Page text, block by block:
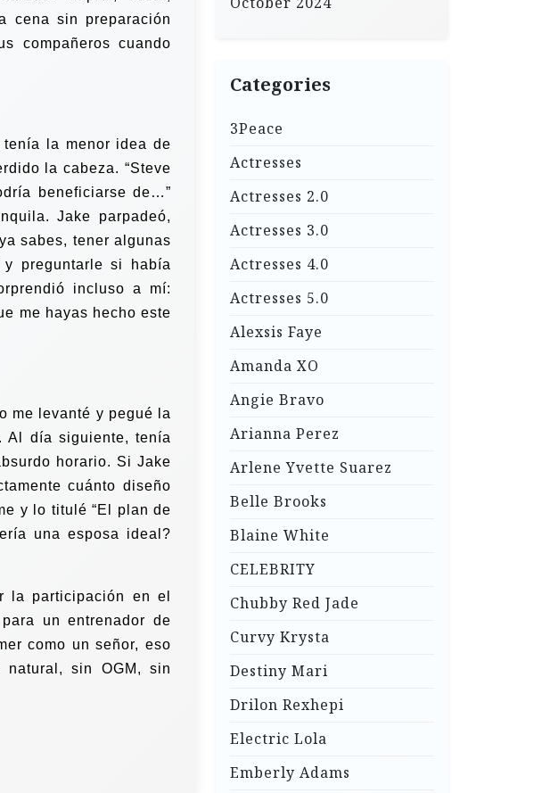
cena sin preparación
compañeros cuando
la menor idea de
la cabeza. “Steve
beneficiarse de…”
Jake parpadeó,
sabes, tener algunas
preguntarle si había
incluso a mí:
me hayas hecho este
me levanté y pegué la
Al día siguiente, tenía
horario. Si Jake
cuánto diseño
y lo titulé “El plan de
una esposa ideal?
la participación en el
un entrenador de
como un señor, eso
sin OGM, sin
Categories
3Peace
Actresses
Actresses 2.0
Actresses 3.0
Actresses 4.0
Actresses 5.0
Alexsis Faye
Amanda XO
Angie Bravo
Arianna Perez
Arlene Yvette Suarez
Belle Brooks
Blaine White
CELEBRITY
Chubby Red Jade
Curvy Krysta
Destiny Mari
Drilon Rexhepi
Electric Lola
Emberly Adams